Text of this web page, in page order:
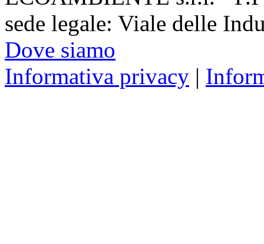
sede legale: Viale delle
Dove siamo
Informativa privacy |